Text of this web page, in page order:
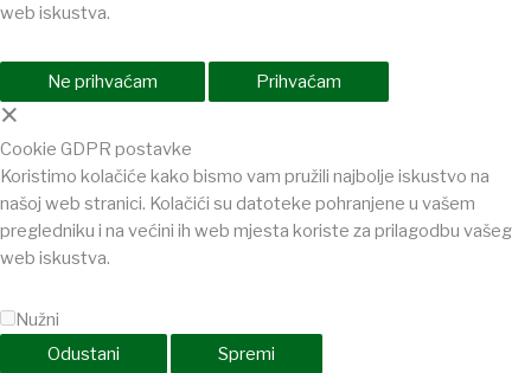
web iskustva.
Ne prihvaćam Prihvaćam
×
Cookie GDPR postavke
Koristimo kolačiće kako bismo vam pružili najbolje iskustvo na
našoj web stranici. Kolačići su datoteke pohranjene u vašem
pregledniku i na većini ih web mjesta koriste za prilagodbu vašeg
web iskustva.
Nužni
Odustani
Spremi